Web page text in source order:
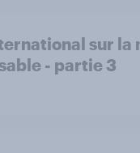
sur la
- partie 3